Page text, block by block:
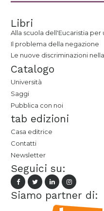
Libri
Alla scuola dell'Eucaristia
Il problema della negazione
Le nuove discriminazioni
Catalogo
Università
Saggi
Pubblica con noi
tab edizioni
Casa editrice
Contatti
Newsletter
Seguici su:
Siamo partner di: